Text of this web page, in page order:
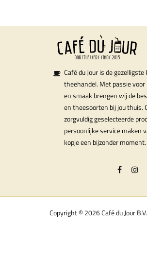
Café du Jour is de
theehandel. Met passie
en smaak brengen wij de
en theesoorten bij jou thuis.
zorgvuldig geselecteerde
persoonlijke service maken
kopje een bijzonder moment.
Copyright © 2026 Café du Jour